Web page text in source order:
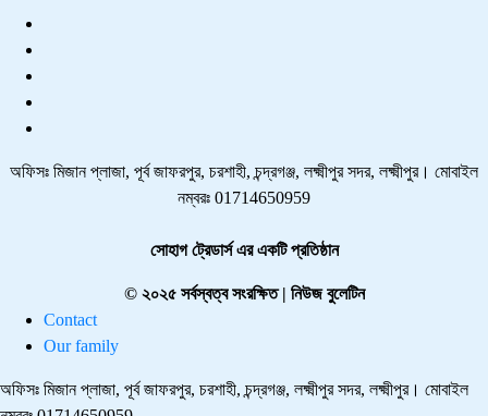
অফিসঃ মিজান প্লাজা, পূর্ব জাফরপুর, চরশাহী, চন্দ্রগঞ্জ, লক্ষ্মীপুর সদর, লক্ষ্মীপুর। মোবাইল
নম্বরঃ 01714650959
সোহাগ ট্রেডার্স এর একটি প্রতিষ্ঠান
© ২০২৫ সর্বস্বত্ব সংরক্ষিত | নিউজ বুলেটিন
Contact
Our family
অফিসঃ মিজান প্লাজা, পূর্ব জাফরপুর, চরশাহী, চন্দ্রগঞ্জ, লক্ষ্মীপুর সদর, লক্ষ্মীপুর। মোবাইল